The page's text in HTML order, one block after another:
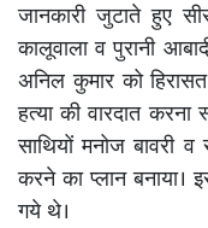
जानकारी जुटाते हुए
कालूवाला व पुरानी
अनिल कुमार को
हत्या की वारदात
साथियों मनोज बावरी
करने का प्लान बनाया।
गये थे।